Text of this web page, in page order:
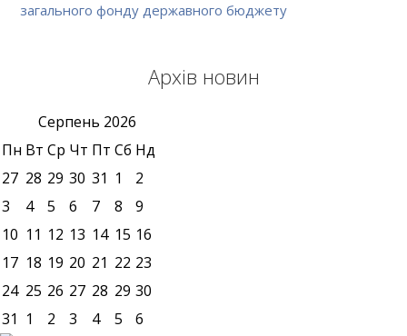
загального фонду державного бюджету
Архів новин
Серпень 2026
Пн Вт Ср Чт Пт Сб Нд
27 28 29 30 31 1
2
3
4 5 6 7 8
9
10 11 12 13 14 15 16
17 18 19 20 21 22 23
24 25 26 27 28 29 30
31 1 2 3 4 5 6